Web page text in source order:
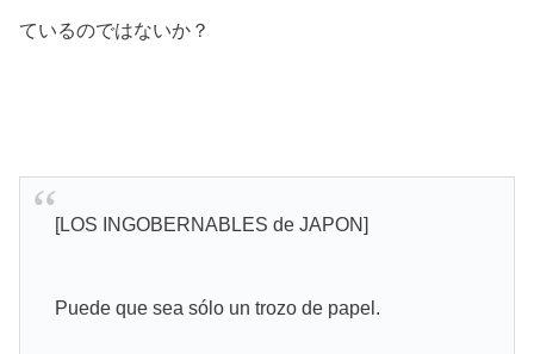
ているのではないか？
[LOS INGOBERNABLES de JAPON]
Puede que sea sólo un trozo de papel.